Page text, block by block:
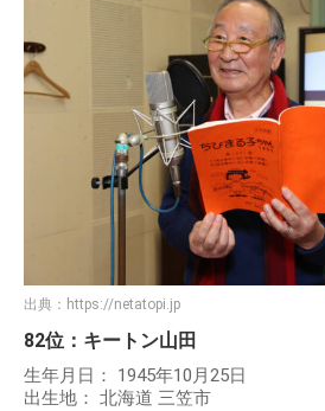
出典： https://netatopi.jp
82位：キートン山田
生年月日： 1945年10月25日
出生地： 北海道 三笠市